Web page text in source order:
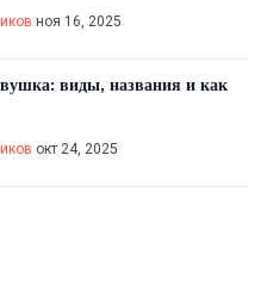
ноя 16, 2025
виды, названия и как
окт 24, 2025